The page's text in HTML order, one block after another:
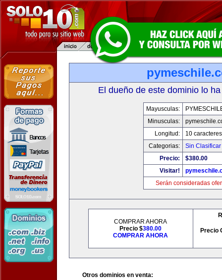
El dueño de este dominio lo
Mayusculas:
Minusculas:
Longitud:
10 caracteres
Categorias:
Sin Clasificar
Precio:
$380.00
Visitar!
Serán consideradas
COMPRAR AHORA
Precio $380.00
COMPRAR AHORA
Precio
Otros dominios en venta: